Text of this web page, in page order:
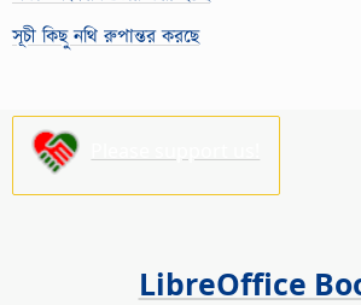
সূচী কিছু নথি রুপান্তর করছে
LibreOffice